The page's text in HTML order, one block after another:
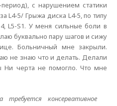
с нарушением статики
L4-5/ Грыжа диска L4-5, по типу
L5-S1. У меня сильные боли в
буквально пару шагов и сижу
Больничный мне закрыли.
не знаю что и делать. Делали
Ни черта не помогло. Что мне
требуется консервативное